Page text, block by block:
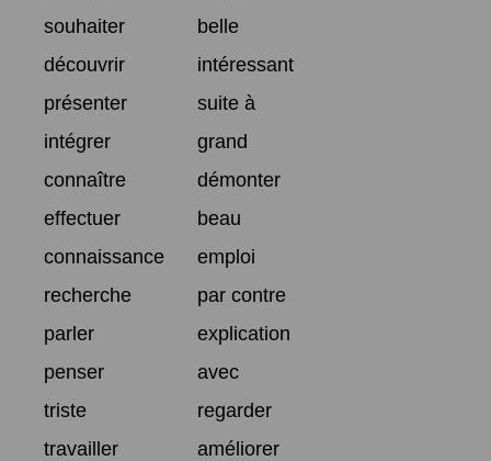
souhaiter
belle
découvrir
intéressant
présenter
suite à
intégrer
grand
connaître
démonter
effectuer
beau
connaissance
emploi
recherche
par contre
parler
explication
penser
avec
triste
regarder
travailler
améliorer